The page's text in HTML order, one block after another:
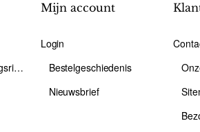
Aanzoeks-/Verlovingsring
Mijn account
Login
Bestelgeschiedenis
Nieuwsbrief